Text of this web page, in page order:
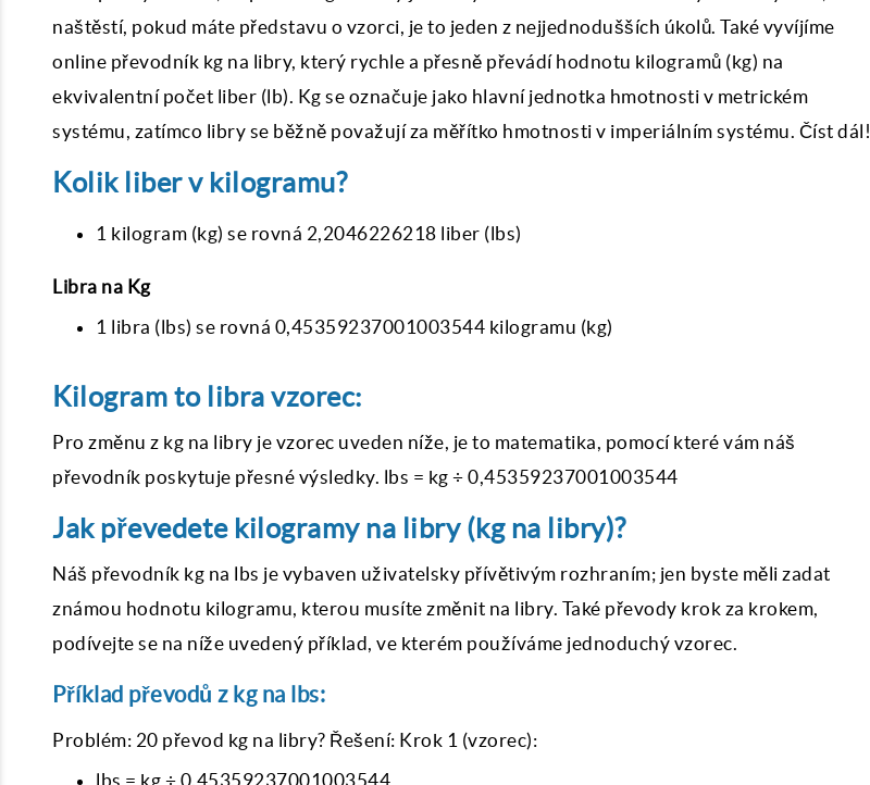
naštěstí, pokud máte představu o vzorci, je to jeden z nejjednodušších úkolů. Také vyvíjíme
online převodník kg na libry, který rychle a přesně převádí hodnotu kilogramů (kg) na
ekvivalentní počet liber (lb). Kg se označuje jako hlavní jednotka hmotnosti v metrickém
systému, zatímco libry se běžně považují za měřítko hmotnosti v imperiálním systému. Číst dál!
Kolik liber v kilogramu?
1 kilogram (kg) se rovná 2,2046226218 liber (lbs)
Libra na Kg
1 libra (lbs) se rovná 0,45359237001003544 kilogramu (kg)
Kilogram to libra vzorec:
Pro změnu z kg na libry je vzorec uveden níže, je to matematika, pomocí které vám náš
převodník poskytuje přesné výsledky. lbs = kg ÷ 0,45359237001003544
Jak převedete kilogramy na libry (kg na libry)?
Náš převodník kg na lbs je vybaven uživatelsky přívětivým rozhraním; jen byste měli zadat
známou hodnotu kilogramu, kterou musíte změnit na libry. Také převody krok za krokem,
podívejte se na níže uvedený příklad, ve kterém používáme jednoduchý vzorec.
Příklad převodů z kg na lbs:
Problém: 20 převod kg na libry? Řešení: Krok 1 (vzorec):
lbs = kg ÷ 0,45359237001003544